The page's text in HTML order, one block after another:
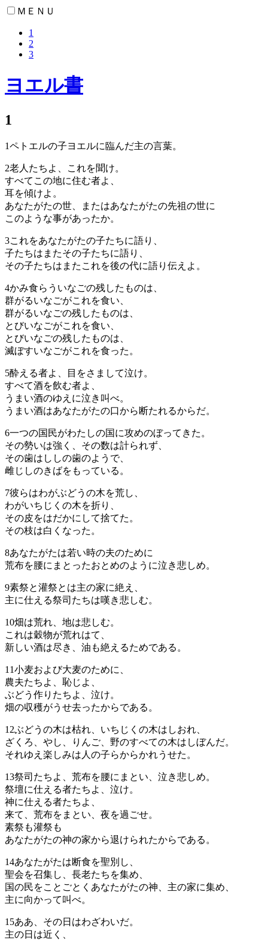
ＭＥＮＵ
1
2
3
ヨエル書
1
1ペトエルの子ヨエルに臨んだ主の言葉。
2老人たちよ、これを聞け。
すべてこの地に住む者よ、
耳を傾けよ。
あなたがたの世、またはあなたがたの先祖の世に
このような事があったか。
3これをあなたがたの子たちに語り、
子たちはまたその子たちに語り、
その子たちはまたこれを後の代に語り伝えよ。
4かみ食らういなごの残したものは、
群がるいなごがこれを食い、
群がるいなごの残したものは、
とびいなごがこれを食い、
とびいなごの残したものは、
滅ぼすいなごがこれを食った。
5酔える者よ、目をさまして泣け。
すべて酒を飲む者よ、
うまい酒のゆえに泣き叫べ。
うまい酒はあなたがたの口から断たれるからだ。
6一つの国民がわたしの国に攻めのぼってきた。
その勢いは強く、その数は計られず、
その歯はししの歯のようで、
雌じしのきばをもっている。
7彼らはわがぶどうの木を荒し、
わがいちじくの木を折り、
その皮をはだかにして捨てた。
その枝は白くなった。
8あなたがたは若い時の夫のために
荒布を腰にまとったおとめのように泣き悲しめ。
9素祭と灌祭とは主の家に絶え、
主に仕える祭司たちは嘆き悲しむ。
10畑は荒れ、地は悲しむ。
これは穀物が荒れはて、
新しい酒は尽き、油も絶えるためである。
11小麦および大麦のために、
農夫たちよ、恥じよ、
ぶどう作りたちよ、泣け。
畑の収穫がうせ去ったからである。
12ぶどうの木は枯れ、いちじくの木はしおれ、
ざくろ、やし、りんご、野のすべての木はしぼんだ。
それゆえ楽しみは人の子らからかれうせた。
13祭司たちよ、荒布を腰にまとい、泣き悲しめ。
祭壇に仕える者たちよ、泣け。
神に仕える者たちよ、
来て、荒布をまとい、夜を過ごせ。
素祭も灌祭も
あなたがたの神の家から退けられたからである。
14あなたがたは断食を聖別し、
聖会を召集し、長老たちを集め、
国の民をことごとくあなたがたの神、主の家に集め、
主に向かって叫べ。
15ああ、その日はわざわいだ。
主の日は近く、